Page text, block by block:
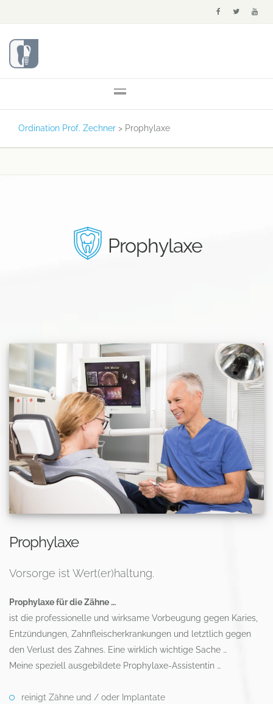
Ordination Prof. Zechner > Prophylaxe
Prophylaxe
Prophylaxe
Vorsorge ist Wert(er)haltung.
Prophylaxe für die Zähne …
ist die professionelle und wirksame Vorbeugung gegen Karies,
Entzündungen, Zahnfleischerkrankungen und letztlich gegen
den Verlust des Zahnes. Eine wirklich wichtige Sache …
Meine speziell ausgebildete Prophylaxe-Assistentin …
reinigt Zähne und / oder Implantate